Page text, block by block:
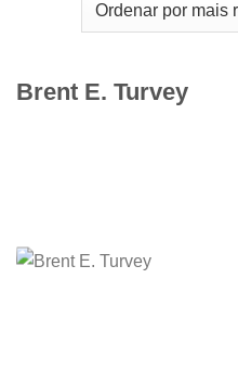
Brent E. Turvey